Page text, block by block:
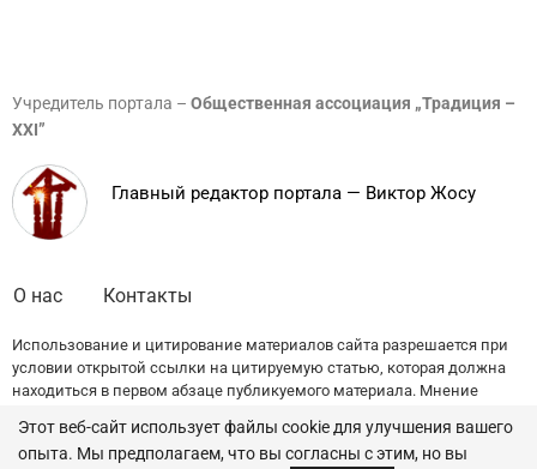
Учредитель портала – Общественная ассоциация „Традиция –
XXI”
Главный редактор портала — Виктор Жосу
О нас Контакты
Использование и цитирование материалов сайта разрешается при
условии открытой ссылки на цитируемую статью, которая должна
находиться в первом абзаце публикуемого материала. Мнение
Этот веб-сайт использует файлы cookie для улучшения вашего
опыта. Мы предполагаем, что вы согласны с этим, но вы